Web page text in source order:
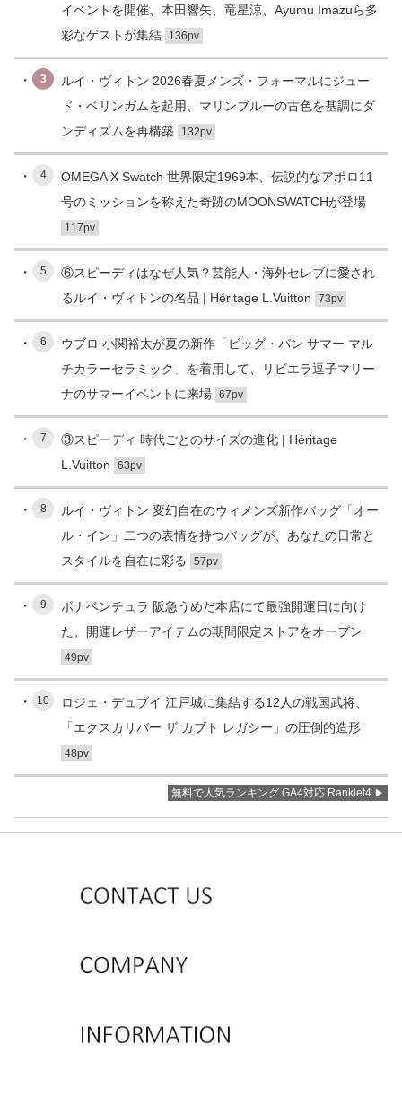
イベントを開催、本田響矢、竜星涼、Ayumu Imazuら多
彩なゲストが集結
136pv
3
ルイ・ヴィトン 2026春夏メンズ・フォーマルにジュー
ド・ベリンガムを起用、マリンブルーの古色を基調にダ
ンディズムを再構築
132pv
4
OMEGA X Swatch 世界限定1969本、伝説的なアポロ11
号のミッションを称えた奇跡のMOONSWATCHが登場
117pv
5
⑥スピーディはなぜ人気？芸能人・海外セレブに愛され
るルイ・ヴィトンの名品 | Héritage L.Vuitton
73pv
6
ウブロ 小関裕太が夏の新作「ビッグ・バン サマー マル
チカラーセラミック」を着用して、リビエラ逗子マリー
ナのサマーイベントに来場 67pv
7
③スピーディ 時代ごとのサイズの進化 | Héritage
L.Vuitton
63pv
8
ルイ・ヴィトン 変幻自在のウィメンズ新作バッグ「オー
ル・イン」二つの表情を持つバッグが、あなたの日常と
スタイルを自在に彩る
57pv
9
ボナベンチュラ 阪急うめだ本店にて最強開運日に向け
た、開運レザーアイテムの期間限定ストアをオープン
49pv
10
ロジェ・デュブイ 江戸城に集結する12人の戦国武将、
「エクスカリバー ザ カブト レガシー」の圧倒的造形
48pv
無料で人気ランキング GA4対応 Ranklet4